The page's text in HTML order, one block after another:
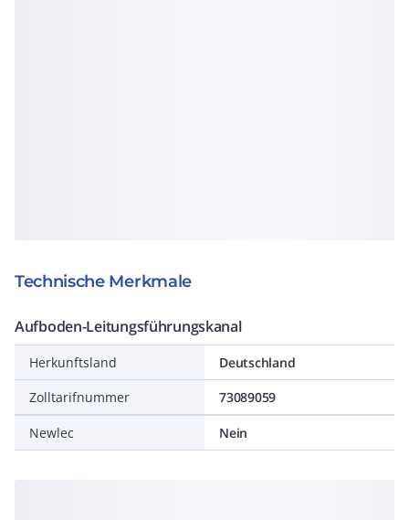
Technische Merkmale
Aufboden-Leitungsführungskanal
Herkunftsland
Deutschland
Zolltarifnummer
73089059
Newlec Nein